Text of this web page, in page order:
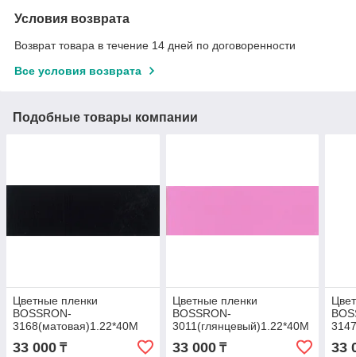
Условия возврата
Возврат товара в течение 14 дней по договоренности
Все условия возврата
Подобные товары компании
Цветные пленки
BOSSRON-
3168(матовая)1.22*40M
33 000 ₸
Цветные пленки
BOSSRON-
3011(глянцевый)1.22*40M
33 000₸ 33